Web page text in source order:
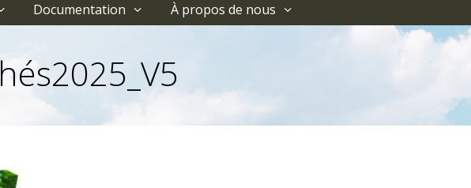
Documentation À propos de nous